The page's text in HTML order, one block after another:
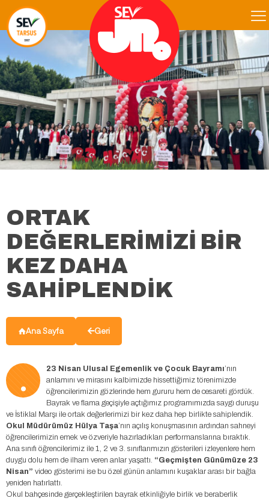
ORTAK
DEĞERLERİMİZİ BİR
KEZ DAHA
SAHİPLENDİK
Ana Sayfa Geri
. 23 Nisan Ulusal Egemenlik ve Çocuk Bayramı’nın
anlamını ve mirasını kalbimizde hissettiğimiz törenimizde
öğrencilerimizin gözlerinde hem gururu hem de cesareti gördük.
Bayrak ve flama geçişiyle açtığımız programımızda saygı duruşu
ve İstiklal Marşı ile ortak değerlerimizi bir kez daha hep birlikte sahiplendik.
Okul Müdürümüz Hülya Taşa’nın açılış konuşmasının ardından sahneyi
öğrencilerimizin emek ve özveriyle hazırladıkları performanslarına bıraktık.
Ana sınıfı öğrencilerimiz ile 1, 2 ve 3. sınıflarımızın gösterileri izleyenlere hem
duygu dolu hem de ilham veren anlar yaşattı. “Geçmişten Günümüze 23
Nisan” video gösterimi ise bu özel günün anlamını kuşaklar arası bir bağla
yeniden hatırlattı.
Okul bahçesinde gerçekleştirilen bayrak etkinliğiyle birlik ve beraberlik